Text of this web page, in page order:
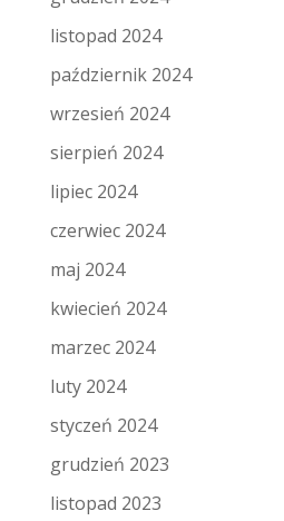
listopad 2024
październik 2024
wrzesień 2024
sierpień 2024
lipiec 2024
czerwiec 2024
maj 2024
kwiecień 2024
marzec 2024
luty 2024
styczeń 2024
grudzień 2023
listopad 2023